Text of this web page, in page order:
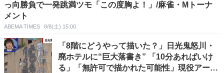
っ向勝負で一発跳満ツモ「この度胸よ！」/麻雀・Mトーナ
メント
ABEMA TIMES 8/8(土) 15:00
「8階にどうやって描いた？」日光鬼怒川・
廃ホテルに“巨大落書き” 「10分あればいけ
る」「無許可で描かれた可能性」現役アーテ